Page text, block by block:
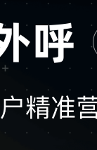
呼
订单强触达